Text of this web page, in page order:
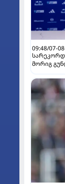
09:48/07-
მორიგ